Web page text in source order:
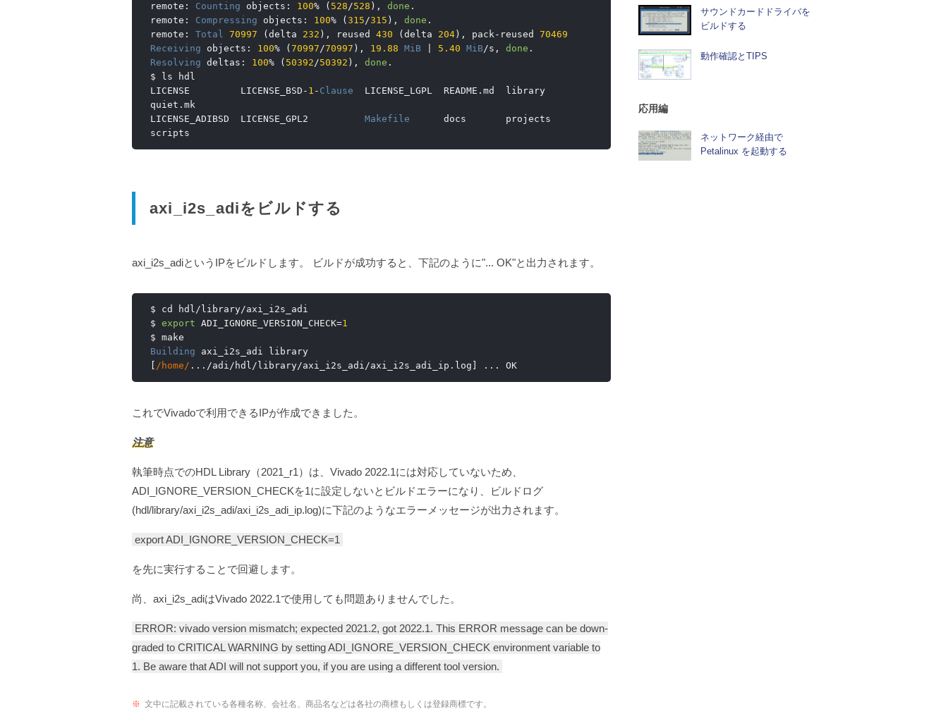
remote : Counting objects : 100% ( 528/528 ), done .
remote : Compressing objects : 100% ( 315/315 ), done .
remote : Total 70997 ( delta 232 ), reused 430 ( delta 204 ), pack- reused 70469
Receiving objects : 100% ( 70997/70997 ), 19.88 MiB 5.40 MiB/s , done .
Resolving deltas : 100% ( 50392/50392 ), done .
$ ls hdl
LICENSE         LICENSE_BSD - 1 - Clause
  LICENSE_LGPL  README
. md  library
quiet . mk
LICENSE_ADIBSD  LICENSE_GPL2 Makefile
      docs       projects
scripts
axi_i2s_adiをビルドする
axi_i2s_adiというIPをビルドします。 ビルドが成功すると、下記のように"... OK"と出力されます。
$ cd hdl/ library/axi_i2s_adi
$ export ADI_IGNORE_VERSION_CHECK=1
Building
/home/ .../adi/ hdl/ library/axi_i2s_adi/axi_i2s_adi_ip . log ... OK
これでVivadoで利用できるIPが作成できました。
注意
執筆時点でのHDL Library（2021_r1）は、Vivado 2022.1には対応していないため、
ADI_IGNORE_VERSION_CHECKを1に設定しないとビルドエラーになり、ビルドログ
(hdl/library/axi_i2s_adi/axi_i2s_adi_ip.log)に下記のようなエラーメッセージが出力されます。
export ADI_IGNORE_VERSION_CHECK=1
を先に実行することで回避します。
尚、axi_i2s_adiはVivado 2022.1で使用しても問題ありませんでした。
ERROR: vivado version mismatch; expected 2021.2, got 2022.1. This ERROR message can be down-
graded to CRITICAL WARNING by setting ADI_IGNORE_VERSION_CHECK environment variable to
1. Be aware that ADI will not support you, if you are using a different tool version.
※ 文中に記載されている各種名称、会社名、商品名などは各社の商標もしくは登録商標です。
サウンドカードドライバを
ビルドする
動作確認とTIPS
応用編
ネットワーク経由で
Petalinux を起動する